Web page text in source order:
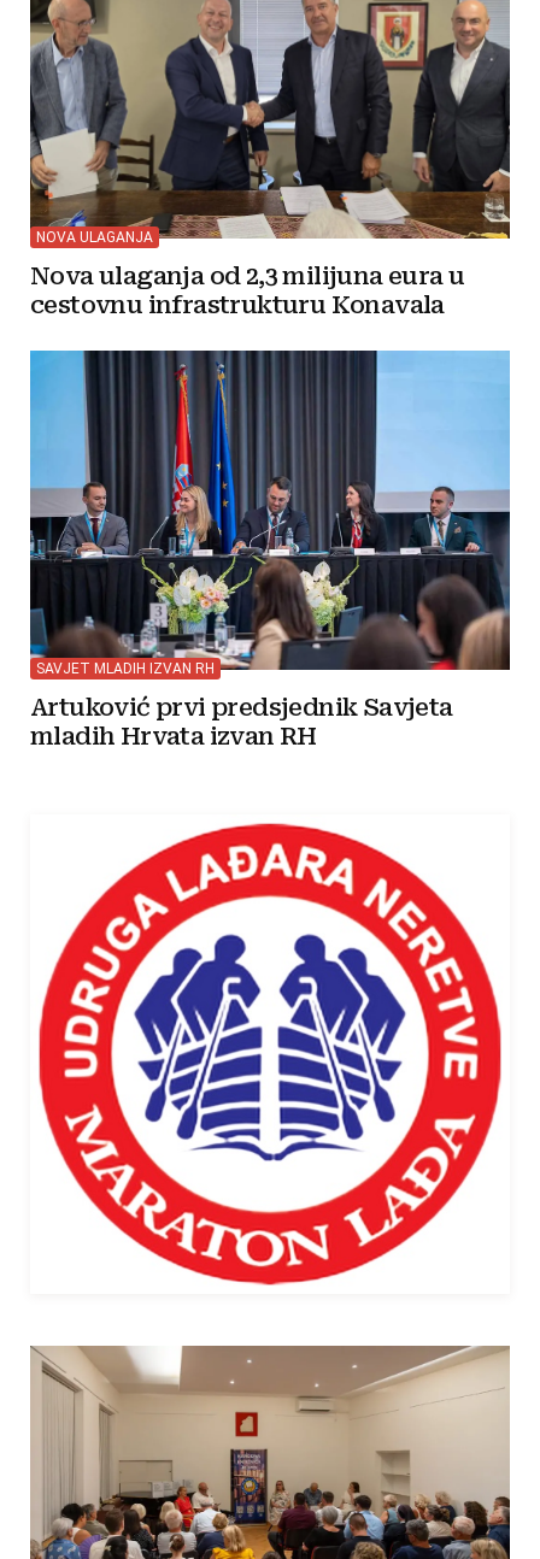
NOVA ULAGANJA
Nova ulaganja od 2,3 milijuna eura u
cestovnu infrastrukturu Konavala
SAVJET MLADIH IZVAN RH
Artuković prvi predsjednik Savjeta
mladih Hrvata izvan RH